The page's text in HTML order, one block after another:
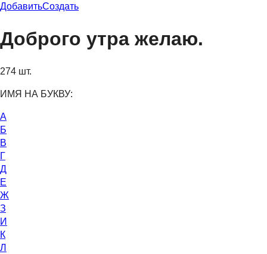
ДобавитьСоздать
Доброго утра желаю.
274 шт.
ИМЯ НА БУКВУ:
А
Б
В
Г
Д
Е
Ж
З
И
К
Л